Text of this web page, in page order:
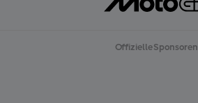
Offizielle Sponsoren